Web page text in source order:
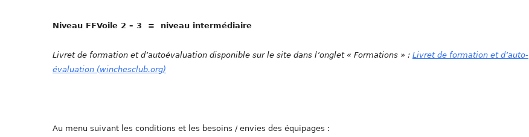
Niveau FFVoile 2 – 3 = niveau intermédiaire
Livret de formation et d’autoévaluation disponible sur le site dans l’onglet « Formations » : Livret de formation et d’auto-
évaluation (winchesclub.org)
Au menu suivant les conditions et les besoins / envies des équipages :